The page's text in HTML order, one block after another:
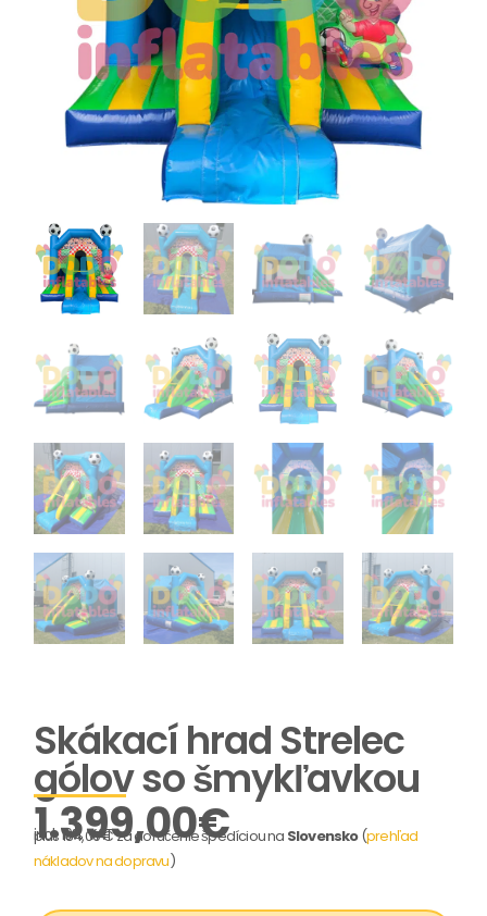
Skákací hrad Strelec
gólov so šmykľavkou
1.399,00€
incl. 19% VAT
plus 184,00 € za doručenie špedíciou na Slovensko(prehľad
nákladov na dopravu)